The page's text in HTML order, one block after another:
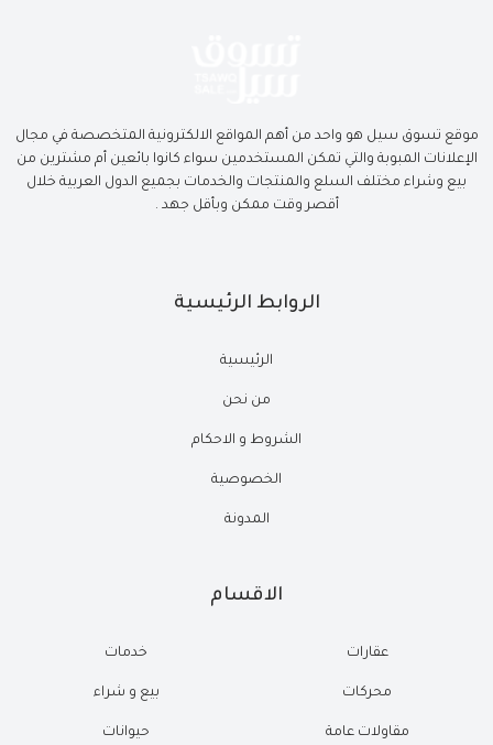
موقع تسوق سيل هو واحد من أهم المواقع الالكترونية المتخصصة في مجال
الإعلانات المبوبة والتي تمكن المستخدمين سواء كانوا بائعين أم مشترين من
بيع وشراء مختلف السلع والمنتجات والخدمات بجميع الدول العربية خلال
أقصر وقت ممكن وبأقل جهد .
الروابط الرئيسية
الرئيسية
من نحن
الشروط و الاحكام
الخصوصية
المدونة
الاقسام
عقارات
محركات
مقاولات عامة
خدمات
بيع و شراء
حيوانات